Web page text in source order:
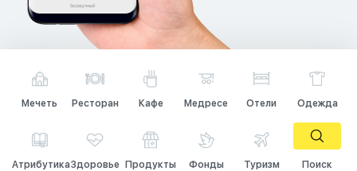
Мечеть Ресторан Кафе Медресе Отели Одежда
АтрибутикаЗдоровье Продукты Фонды Туризм Поиск